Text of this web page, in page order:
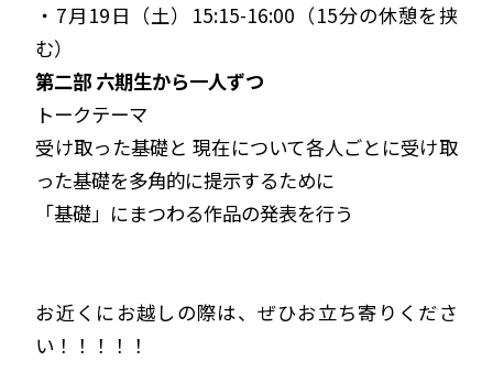
・7月19日（土）15:15-16:00（15分の休憩を挟
む）
第二部 六期生から一人ずつ
トークテーマ
受け取った基礎と 現在について各人ごとに受け取
った基礎を多角的に提示するために
「基礎」にまつわる作品の発表を行う
お近くにお越しの際は、ぜひお立ち寄りくださ
い！！！！！